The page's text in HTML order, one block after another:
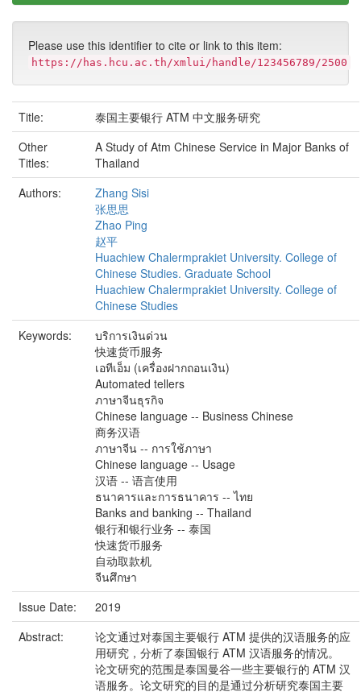
Please use this identifier to cite or link to this item:
https://has.hcu.ac.th/xmlui/handle/123456789/2500
Title:
泰国主要银行 ATM 中文服务研究
Other
Titles:
A Study of Atm Chinese Service in Major Banks of
Thailand
Authors:
Zhang Sisi
张思思
Zhao Ping
赵平
Huachiew Chalermprakiet University. College of
Chinese Studies. Graduate School
Huachiew Chalermprakiet University. College of
Chinese Studies
Keywords:
บริการเงินด่วน
快速货币服务
เอทีเอ็ม (เครื่องฝากถอนเงิน)
Automated tellers
ภาษาจีนธุรกิจ
Chinese language -- Business Chinese
商务汉语
ภาษาจีน -- การใช้ภาษา
Chinese language -- Usage
汉语 -- 语言使用
ธนาคารและการธนาคาร -- ไทย
Banks and banking -- Thailand
银行和银行业务 -- 泰国
快速货币服务
自动取款机
จีนศึกษา
Issue Date:
2019
Abstract:
论文通过对泰国主要银行 ATM 提供的汉语服务的应
用研究，分析了泰国银行 ATM 汉语服务的情况。
论文研究的范围是泰国曼谷一些主要银行的 ATM 汉
语服务。论文研究的目的是通过分析研究泰国主要